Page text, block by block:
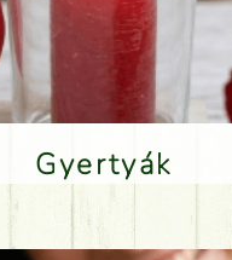
Gyertyák